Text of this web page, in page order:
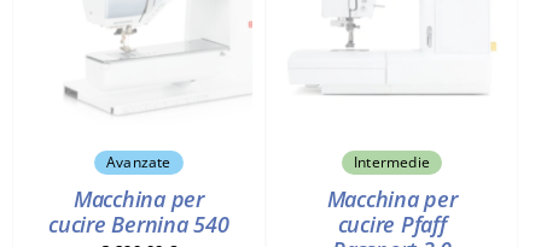
Avanzate
Macchina per
cucire Bernina 540
Intermedie
Macchina per
cucire Pfaff